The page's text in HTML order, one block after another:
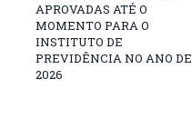
APROVADAS ATÉ O
MOMENTO PARA O
INSTITUTO DE
PREVIDÊNCIA NO ANO DE
2026